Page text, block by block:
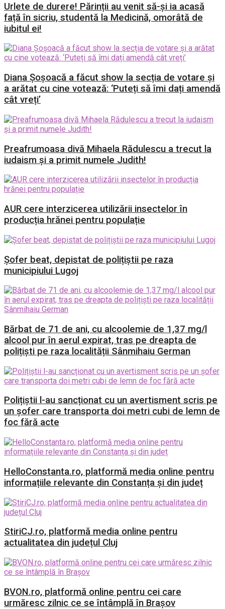
Urlete de durere! Părinții au venit să-și ia acasă
față în sicriu, studentă la Medicină, omorâtă de
iubitul ei!
Diana Șoșoacă a făcut show la secția de votare și
a arătat cu cine votează: ‘Puteți să îmi dați amendă
cât vreți’
Preafrumoasa divă Mihaela Rădulescu a trecut la
iudaism și a primit numele Judith!
AUR cere interzicerea utilizării insectelor în
producția hrănei pentru populație
Șofer beat, depistat de polițiștii pe raza
municipiului Lugoj
Bărbat de 71 de ani, cu alcoolemie de 1,37 mg/l
alcool pur în aerul expirat, tras pe dreapta de
polițiști pe raza localității Sânmihaiu German
Polițiștii l-au sancționat cu un avertisment scris pe
un șofer care transporta doi metri cubi de lemn de
foc fără acte
HelloConstanta.ro, platformă media online pentru
informațiile relevante din Constanța și din județ
StiriCJ.ro, platformă media online pentru
actualitatea din județul Cluj
BVON.ro, platformă online pentru cei care
urmăresc zilnic ce se întâmplă în Brașov